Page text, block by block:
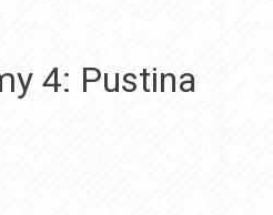
4: Pustina